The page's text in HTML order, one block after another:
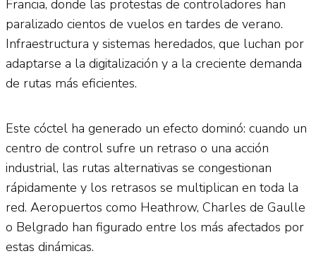
Francia, donde las protestas de controladores han
paralizado cientos de vuelos en tardes de verano.
Infraestructura y sistemas heredados, que luchan por
adaptarse a la digitalización y a la creciente demanda
de rutas más eficientes.
Este cóctel ha generado un efecto dominó: cuando un
centro de control sufre un retraso o una acción
industrial, las rutas alternativas se congestionan
rápidamente y los retrasos se multiplican en toda la
red. Aeropuertos como Heathrow, Charles de Gaulle
o Belgrado han figurado entre los más afectados por
estas dinámicas.